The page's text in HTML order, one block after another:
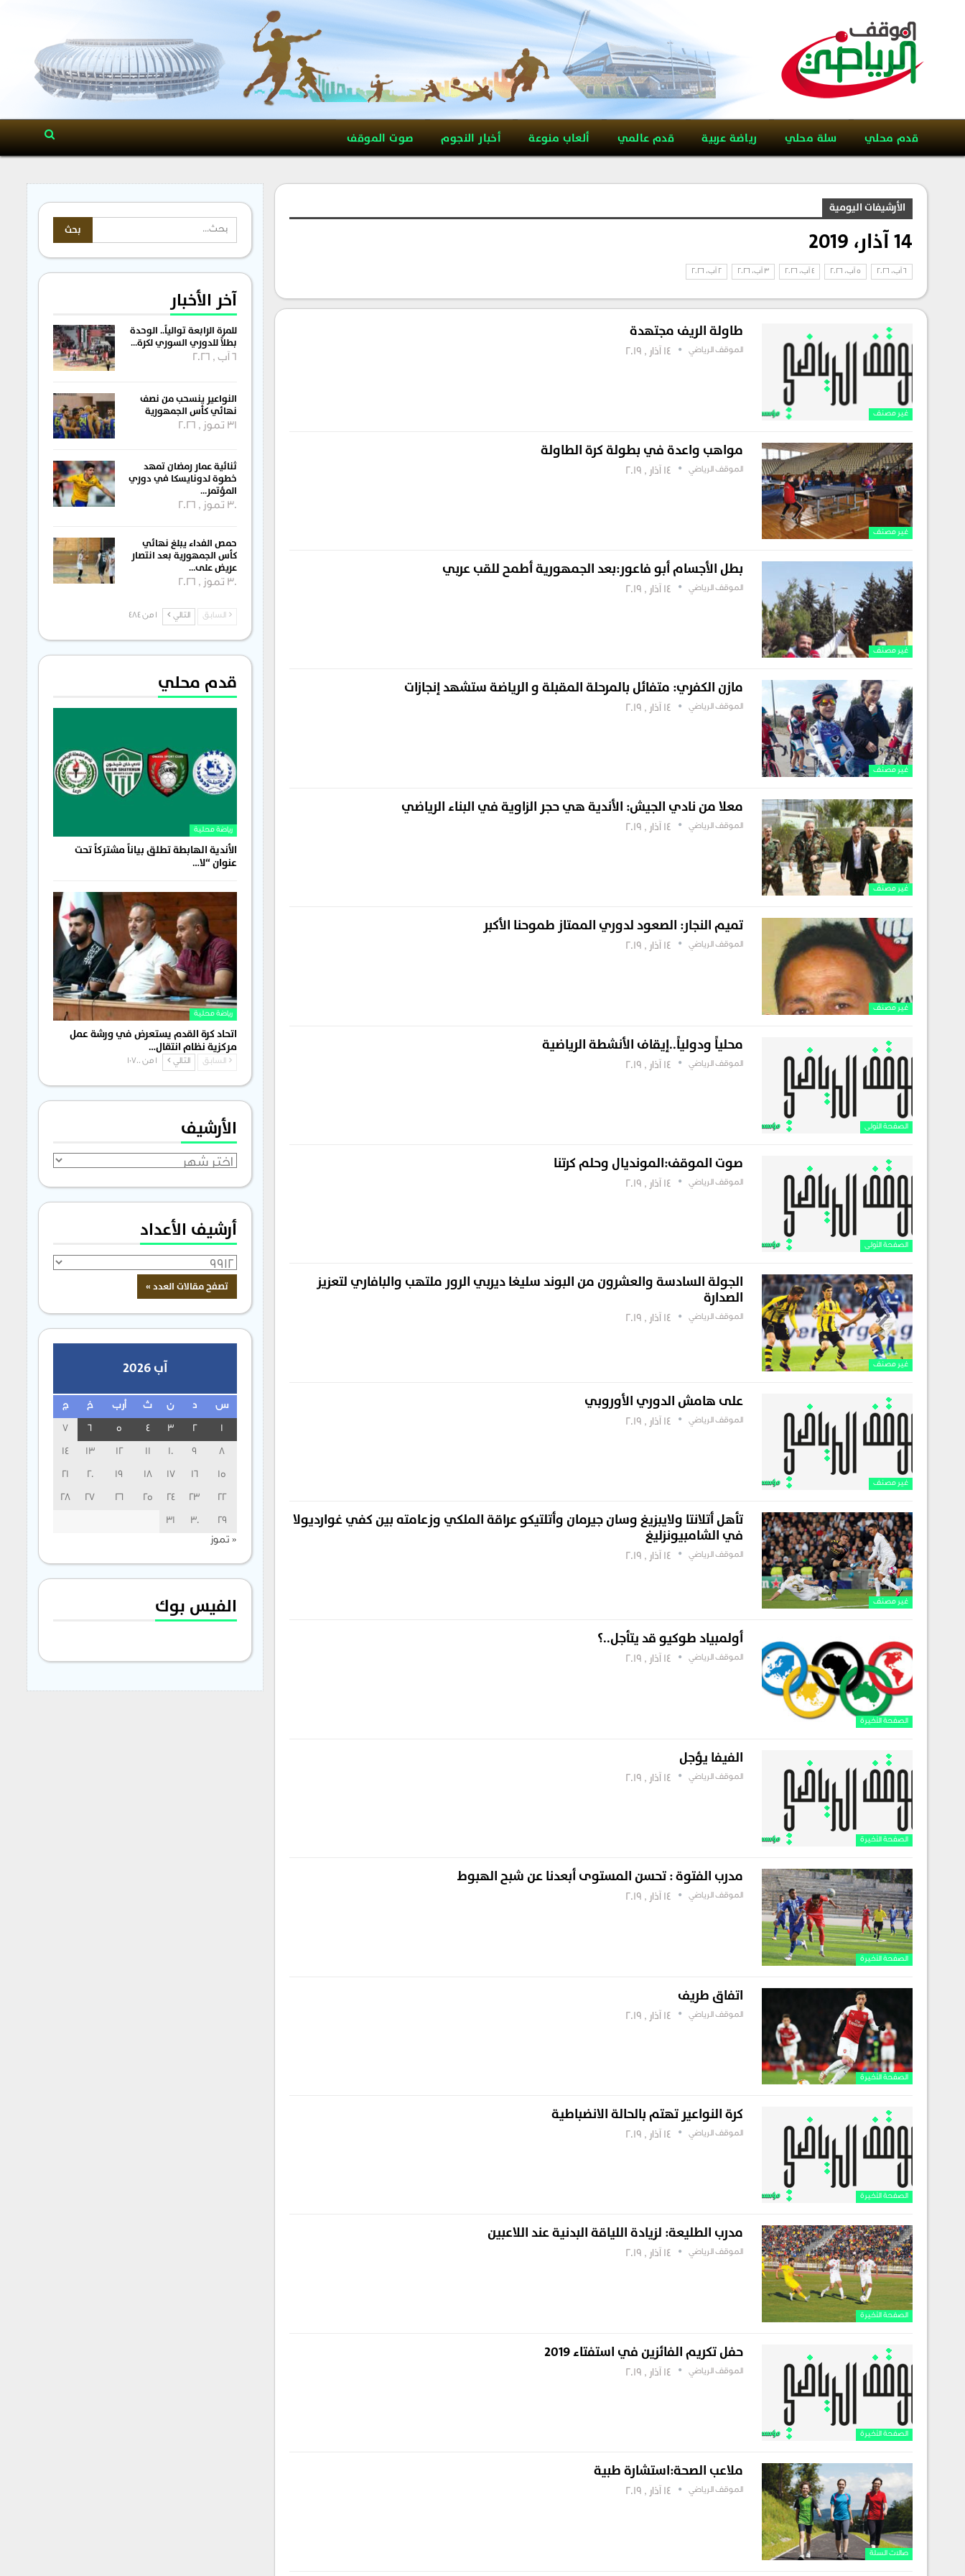
قدم محلي سلة محلي رياضة عربية قدم عالمي ألعاب منوعة أخبار النجوم صوت الموقف
الأرشيفات اليومية
14 آذار، 2019
6 آب، 2026 5 آب، 2026 4 آب، 2026 3 آب، 2026 2 آب، 2026
غير مصنف
طاولة الريف مجتهدة
الموقف الرياضي 14 آذار , 2019
غير مصنف
مواهب واعدة في بطولة كرة الطاولة
الموقف الرياضي 14 آذار , 2019
غير مصنف
بطل الأجسام أبو فاعور:بعد الجمهورية أطمح للقب عربي
الموقف الرياضي 14 آذار , 2019
غير مصنف
مازن الكفري: متفائل بالمرحلة المقبلة و الرياضة ستشهد إنجازات
الموقف الرياضي 14 آذار , 2019
غير مصنف
معلا من نادي الجيش: الأندية هي حجر الزاوية في البناء الرياضي
الموقف الرياضي 14 آذار , 2019
غير مصنف
تميم النجار: الصعود لدوري الممتاز طموحنا الأكبر
الموقف الرياضي 14 آذار , 2019
الصفحة الأولى
محلياً ودولياً..إيقاف الأنشطة الرياضية
الموقف الرياضي 14 آذار , 2019
الصفحة الأولى
صوت الموقف:المونديال وحلم كرتنا
الموقف الرياضي 14 آذار , 2019
غير مصنف
الجولة السادسة والعشرون من البوند سليغا ديربي الرور ملتهب والبافاري لتعزيز
الصدارة
الموقف الرياضي 14 آذار , 2019
غير مصنف
على هامش الدوري الأوروبي
الموقف الرياضي 14 آذار , 2019
غير مصنف
تأهل أتلانتا ولايبزيغ وسان جيرمان وأتلتيكو عراقة الملكي وزعامته بين كفي غوارديولا
في الشامبيونزليغ
الموقف الرياضي 14 آذار , 2019
الصفحة الأخيرة
أولمبياد طوكيو قد يتأجل..؟
الموقف الرياضي 14 آذار , 2019
الصفحة الأخيرة
الفيفا يؤجل
الموقف الرياضي 14 آذار , 2019
الصفحة الأخيرة
مدرب الفتوة : تحسن المستوى أبعدنا عن شبح الهبوط
الموقف الرياضي 14 آذار , 2019
الصفحة الأخيرة
اتفاق طريف
الموقف الرياضي 14 آذار , 2019
الصفحة الأخيرة
كرة النواعير تهتم بالحالة الانضباطية
الموقف الرياضي 14 آذار , 2019
الصفحة الأخيرة
مدرب الطليعة: لزيادة اللياقة البدنية عند اللاعبين
الموقف الرياضي 14 آذار , 2019
الصفحة الأخيرة
حفل تكريم الفائزين في استفتاء 2019
الموقف الرياضي 14 آذار , 2019
صالات السلة
ملاعب الصحة:استشارة طبية
الموقف الرياضي 14 آذار , 2019
آخر الأخبار
للمرة الرابعة توالياً.. الوحدة
بطلاً للدوري السوري لكرة…
6 آب , 2026
النواعير ينسحب من نصف
نهائي كأس الجمهورية
31 تموز , 2026
ثنائية عمار رمضان تمهد
خطوة لدونايسكا في دوري
المؤتمر…
30 تموز , 2026
حمص الفداء يبلغ نهائي
كأس الجمهورية بعد انتصار
عريض على…
30 تموز , 2026
السابق التالي 1 من 484
قدم محلي
رياضة محلية
الأندية الهابطة تطلق بياناً مشتركاً تحت
عنوان “لا…
رياضة محلية
اتحاد كرة القدم يستعرض في ورشة عمل
مركزية نظام انتقال…
السابق التالي 1 من 1٬700
الأرشيف
الأرشيف
أرشيف الأعداد
آب 2026
س د ن ث أرب خ ج
1
2
3
4
5
6
7
8
9
10
11
12
13
14
15
16
17
18
19
20
21
22
23
24
25
26
27
28
29
30
31
« تموز
الفيس بوك